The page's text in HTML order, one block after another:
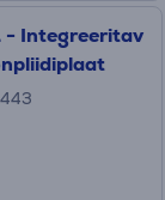
- Integreeritav